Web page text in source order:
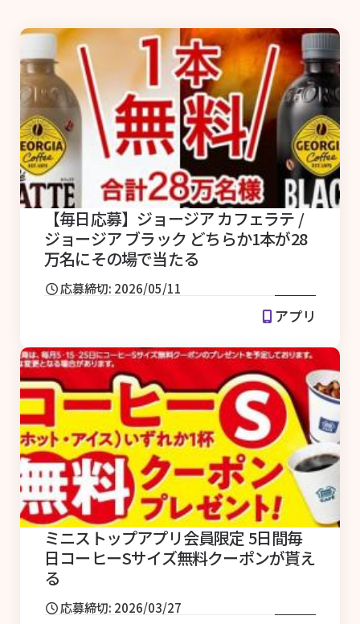
応募締切: 2026/05/11
【毎日応募】ジョージア カフェラテ /
ジョージア ブラック どちらか1本が28
万名にその場で当たる
アプリ
応募締切: 2026/03/27
ミニストップアプリ会員限定 5日間毎
日コーヒーSサイズ無料クーポンが貰え
る